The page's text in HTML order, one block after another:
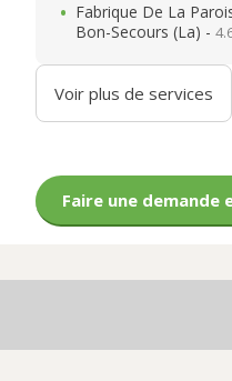
Fabrique De La
Bon-Secours (La) -
Voir plus de services
Faire une demande